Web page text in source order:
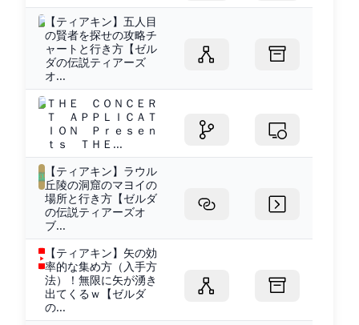
【ティアキン】五人目
の賢者を探せの攻略チ
ャートと行き方【ゼル
ダの伝説ティアーズ
オ...
ＴＨＥ ＣＯＮＣＥＲ
Ｔ ＡＰＰＬＩＣＡＴ
ＩＯＮ Ｐｒｅｓｅｎ
ｔｓ ＴＨＥ...
【ティアキン】ラウル
丘陵の洞窟のマヨイの
場所と行き方【ゼルダ
の伝説ティアーズオ
ブ...
【ティアキン】矢の効
率的な集め方（入手方
法）！無限に矢が湧き
出てくるｗ【ゼルダ
の...